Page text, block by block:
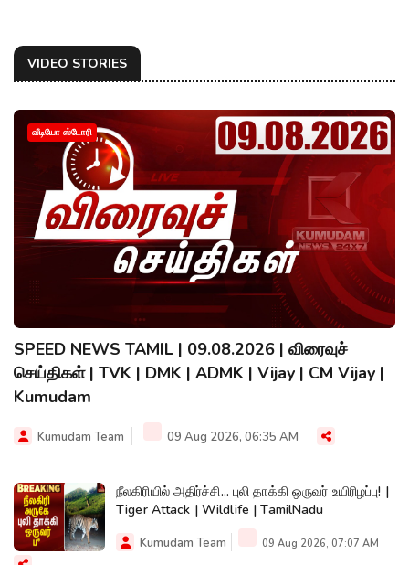
VIDEO STORIES
வீடியோ ஸ்டோரி
SPEED NEWS TAMIL | 09.08.2026 | விரைவுச்
செய்திகள் | TVK | DMK | ADMK | Vijay | CM Vijay |
Kumudam
Kumudam Team 09 Aug 2026, 06:35 AM
நீலகிரியில் அதிர்ச்சி... புலி தாக்கி ஒருவர் உயிரிழப்பு! |
Tiger Attack | Wildlife | TamilNadu
Kumudam Team 09 Aug 2026, 07:07 AM